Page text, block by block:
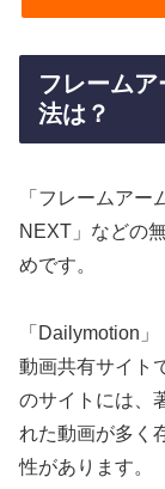
フレーム
法は？
「フレームア
NEXT」などの
めです。
「Dailymotion
動画共有サイト
のサイトには、
れた動画が多く
性があります。